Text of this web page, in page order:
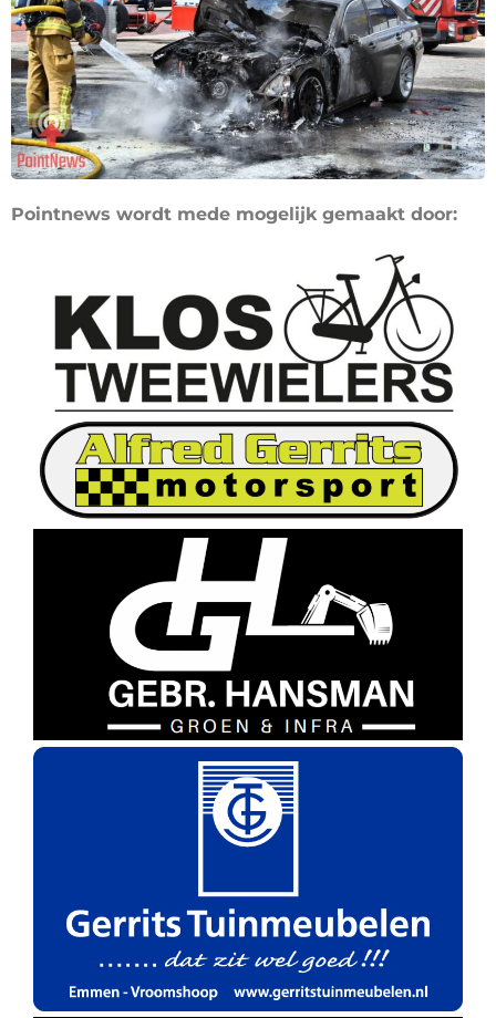
Pointnews wordt mede mogelijk gemaakt door: